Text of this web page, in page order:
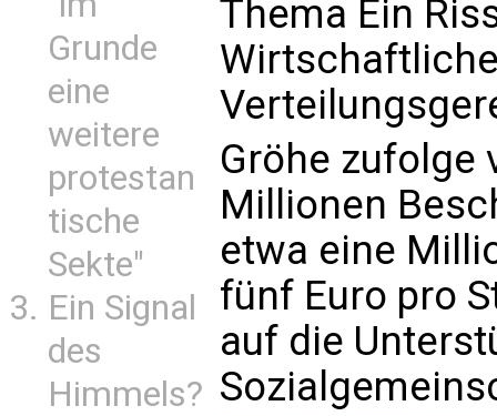
Grunde
eine
weitere
protestan
tische
Sekte"
Ein Signal
des
Himmels?
Thema Ein
Gröhe zufolge
Millionen
etwa eine
fünf Euro pro
auf die